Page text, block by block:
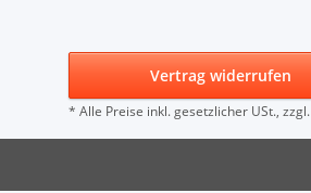
Vertrag widerrufen
* Alle Preise inkl. gesetzlicher USt., zzgl.